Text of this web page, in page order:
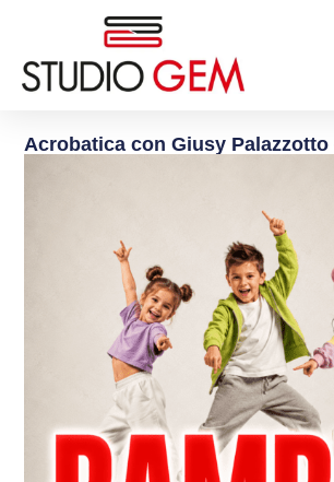
Acrobatica con Giusy Palazzotto